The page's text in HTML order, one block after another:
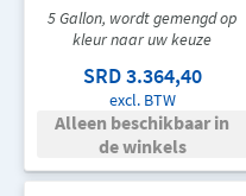
5 Gallon, wordt gemengd op
kleur naar uw keuze
SRD 3.364,40
excl. BTW
Alleen beschikbaar in
de winkels